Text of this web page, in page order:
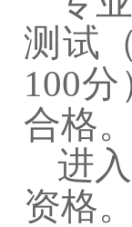
测试
100分
合格。
进
资格。